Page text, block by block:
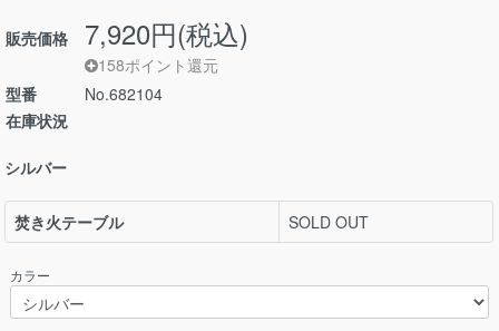
販売価格 7,920円(税込)
158ポイント還元
型番
No.682104
在庫状況
シルバー
焚き火テーブル SOLD OUT
カラー